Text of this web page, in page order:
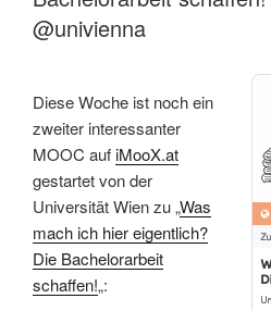
@univienna
Diese Woche ist noch ein
zweiter interessanter
MOOC aufiMooX.at
gestartet von der
Universität Wien zu „Was
mach ich hier eigentlich?
Die Bachelorarbeit
schaffen!„: